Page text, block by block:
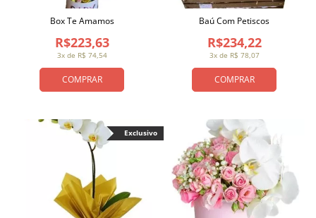
COMPRAR
3x de R$ 74,54
R$223,63
Box Te Amamos
COMPRAR
3x de R$ 78,07
R$234,22
Baú Com Petiscos
Exclusivo